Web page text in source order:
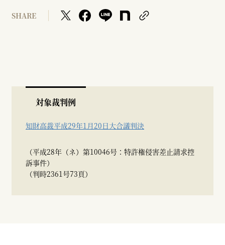
SHARE
対象裁判例
知財高裁平成29年1月20日大合議判決
（平成28年（ネ）第10046号：特許権侵害差止請求控
訴事件）
（判時2361号73頁）